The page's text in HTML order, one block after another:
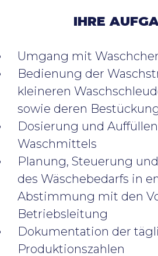
IHRE
Umgang mit
Bedienung der
kleineren
sowie deren
Dosierung und
Waschmittels
Planung, Steuerung
des Wäschebedarfs in
Abstimmung mit den
Betriebsleitung
Dokumentation der
Produktionszahlen